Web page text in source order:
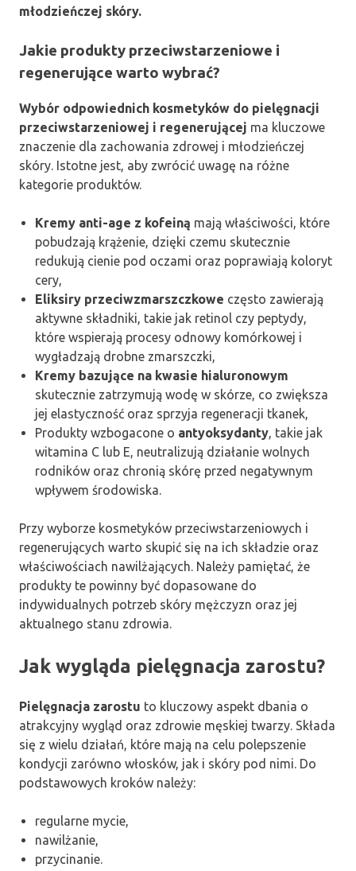
młodzieńczej skóry.
Jakie produkty przeciwstarzeniowe i
regenerujące warto wybrać?
Wybór odpowiednich kosmetyków do pielęgnacji
przeciwstarzeniowej i regenerującej ma kluczowe
znaczenie dla zachowania zdrowej i młodzieńczej
skóry. Istotne jest, aby zwrócić uwagę na różne
kategorie produktów.
Kremy anti-age z kofeiną mają właściwości, które
pobudzają krążenie, dzięki czemu skutecznie
redukują cienie pod oczami oraz poprawiają koloryt
cery,
Eliksiry przeciwzmarszczkowe często zawierają
aktywne składniki, takie jak retinol czy peptydy,
które wspierają procesy odnowy komórkowej i
wygładzają drobne zmarszczki,
Kremy bazujące na kwasie hialuronowym
skutecznie zatrzymują wodę w skórze, co zwiększa
jej elastyczność oraz sprzyja regeneracji tkanek,
Produkty wzbogacone o antyoksydanty, takie jak
witamina C lub E, neutralizują działanie wolnych
rodników oraz chronią skórę przed negatywnym
wpływem środowiska.
Przy wyborze kosmetyków przeciwstarzeniowych i
regenerujących warto skupić się na ich składzie oraz
właściwościach nawilżających. Należy pamiętać, że
produkty te powinny być dopasowane do
indywidualnych potrzeb skóry mężczyzn oraz jej
aktualnego stanu zdrowia.
Jak wygląda pielęgnacja zarostu?
Pielęgnacja zarostu to kluczowy aspekt dbania o
atrakcyjny wygląd oraz zdrowie męskiej twarzy. Składa
się z wielu działań, które mają na celu polepszenie
kondycji zarówno włosków, jak i skóry pod nimi. Do
podstawowych kroków należy:
regularne mycie,
nawilżanie,
przycinanie.